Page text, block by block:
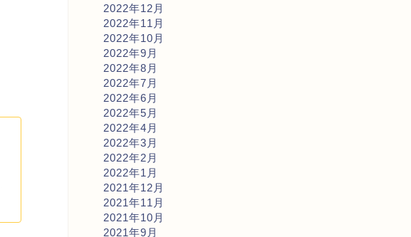
2022年12月
2022年11月
2022年10月
2022年9月
2022年8月
2022年7月
2022年6月
2022年5月
2022年4月
2022年3月
2022年2月
2022年1月
2021年12月
2021年11月
2021年10月
2021年9月